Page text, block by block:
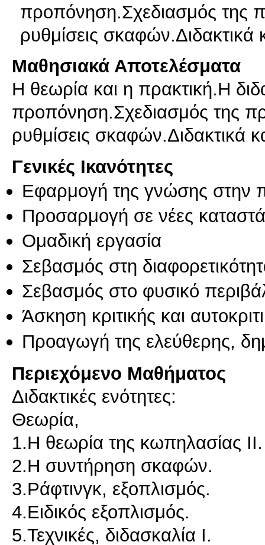
προπόνηση.Σχεδιασμός της
ρυθμίσεις
Μαθησιακά Αποτελέσματα
Η θεωρία και η πρακτική.Η
προπόνηση.Σχεδιασμός της
Γενικές Ικανότητες
Εφαρμογή της γνώσης στην
Προσαρμογή σε νέες
Ομαδική εργασία
Σεβασμός στη
Σεβασμός στο φυσικό
Άσκηση κριτικής και
Προαγωγή της ελεύθερης,
Περιεχόμενο Μαθήματος
Διδακτικές ενότητες:
Θεωρία,
1.Η θεωρία της κωπηλασίας ΙΙ.
2.Η συντήρηση σκαφών.
3.Ράφτινγκ, εξοπλισμός.
4.Ειδικός εξοπλισμός.
5.Τεχνικές, διδασκαλία Ι.